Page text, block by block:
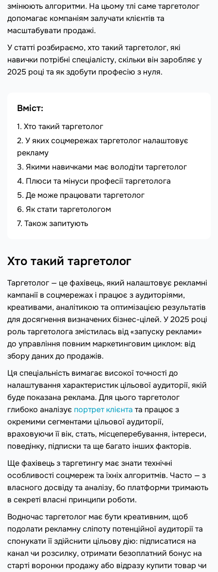
змінюють алгоритми. На цьому тлі саме таргетолог
допомагає компаніям залучати клієнтів та
масштабувати продажі.
У статті розбираємо, хто такий таргетолог, які
навички потрібні спеціалісту, скільки він заробляє у
2025 році та як здобути професію з нуля.
Вміст:
Хто такий таргетолог
У яких соцмережах таргетолог налаштовує
рекламу
Якими навичками має володіти таргетолог
Плюси та мінуси професії таргетолога
Де може працювати таргетолог
Як стати таргетологом
Також запитують
Хто такий таргетолог
Таргетолог — це фахівець, який налаштовує рекламні
кампанії в соцмережах і працює з аудиторіями,
креативами, аналітикою та оптимізацією результатів
для досягнення визначених бізнес-цілей. У 2025 році
роль таргетолога змістилась від «запуску реклами»
до управління повним маркетинговим циклом: від
збору даних до продажів.
Ця спеціальність вимагає високої точності до
налаштування характеристик цільової аудиторії, якій
буде показана реклама. Для цього таргетолог
глибоко аналізує портрет клієнта та працює з
окремими сегментами цільової аудиторії,
враховуючи її вік, стать, місцеперебування, інтереси,
поведінку, підписки та ще багато інших факторів.
Ще фахівець з таргетингу має знати технічні
особливості соцмереж та їхніх алгоритмів. Часто — з
власного досвіду та аналізу, бо платформи тримають
в секреті власні принципи роботи.
Водночас таргетолог має бути креативним, щоб
подолати рекламну сліпоту потенційної аудиторії та
спонукати її здійснити цільову дію: підписатися на
канал чи розсилку, отримати безоплатний бонус на
старті воронки продажу або відразу купити товар чи